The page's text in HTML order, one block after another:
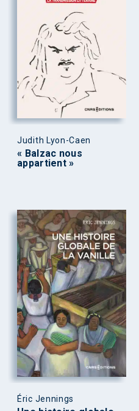
Judith Lyon-Caen
« Balzac nous
appartient »
Éric Jennings